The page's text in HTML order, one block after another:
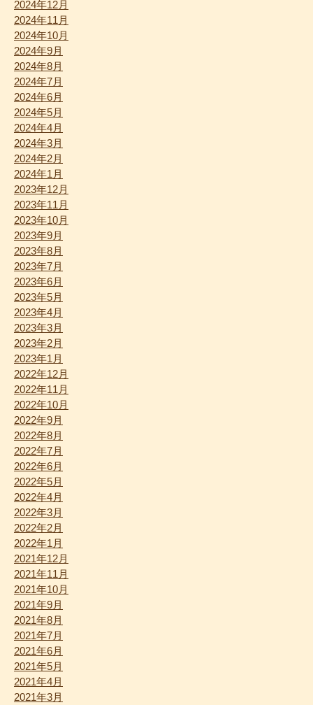
2024年12月
2024年11月
2024年10月
2024年9月
2024年8月
2024年7月
2024年6月
2024年5月
2024年4月
2024年3月
2024年2月
2024年1月
2023年12月
2023年11月
2023年10月
2023年9月
2023年8月
2023年7月
2023年6月
2023年5月
2023年4月
2023年3月
2023年2月
2023年1月
2022年12月
2022年11月
2022年10月
2022年9月
2022年8月
2022年7月
2022年6月
2022年5月
2022年4月
2022年3月
2022年2月
2022年1月
2021年12月
2021年11月
2021年10月
2021年9月
2021年8月
2021年7月
2021年6月
2021年5月
2021年4月
2021年3月